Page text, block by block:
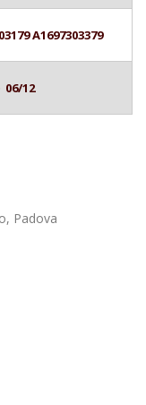
A1697303379
06/12
Padova